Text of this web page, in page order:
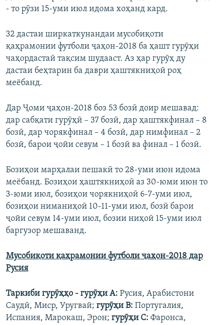
- то рӯзи 15-уми июл идома хоҳанд кард.
32 дастаи ширкаткунандаи мусобиқоти
қаҳрамонии футболи ҷаҳон-2018 ба ҳашт гурӯҳи
чаҳордастаӣ тақсим шудааст. Аз ҳар гурӯҳ ду
дастаи беҳтарин ба даври ҳаштякниҳоӣ роҳ
меёбанд.
Дар Ҷоми ҷаҳон-2018 боз 53 бозӣ доир мешавад:
дар сабқати гурӯҳӣ – 37 бозӣ, дар ҳаштякфинал – 8
бозӣ, дар чорякфинал – 4 бозӣ, дар нимфинал – 2
бозӣ, барои ҷойи севум – 1 бозӣ ва финал – 1 бозӣ.
Бозиҳои марҳалаи пешакӣ то 28-уми июн идома
меёбанд. Бозиҳои ҳаштякниҳоӣ аз 30-юми июн то
3-юми июл, бозиҳои чорякниҳоӣ 6-7-уми июл,
бозиҳои ниманиҳоӣ 10-11-уми июл, бозӣ барои
ҷойи севум 14-уми июл, бозии ниҳоӣ 15-уми июл
баргузор мешаванд.
Мусобиқоти қаҳрамонии футболи ҷаҳон-2018 дар
Русия
Таркиби гурӯҳҳо - гурӯҳи А: Русия, Арабистони
Саудӣ, Миср, Уругвай; гурӯҳи В: Португалия,
Испания, Марокаш, Эрон; гурӯҳи С: Фаронса,